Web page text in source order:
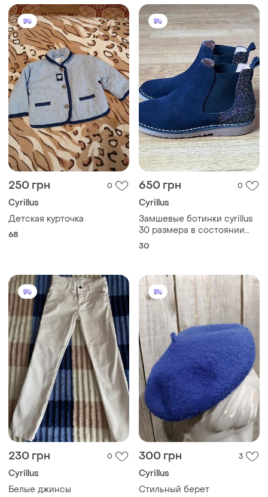
250 грн 0
Cyrillus
Детская курточка
68
650 грн 0
Cyrillus
Замшевые ботинки cyrillus
30 размера в состоянии
новых
30
230 грн 0
Cyrillus
Белые джинсы
300 грн 3
Cyrillus
Стильный берет